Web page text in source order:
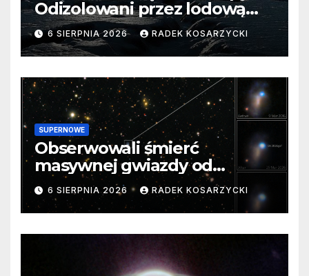
Odizolowani przez lodową
barierę
6 SIERPNIA 2026 RADEK KOSARZYCKI
SUPERNOWE
Obserwowali śmierć
masywnej gwiazdy od
samego początku. Niezwykle
cenne dane
6 SIERPNIA 2026 RADEK KOSARZYCKI